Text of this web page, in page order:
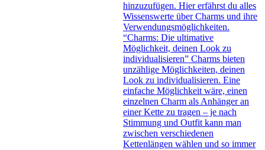
hinzuzufügen. Hier erfährst du alles
Wissenswerte über Charms und ihre
Verwendungsmöglichkeiten.
“Charms: Die ultimative
Möglichkeit, deinen Look zu
individualisieren” Charms bieten
unzählige Möglichkeiten, deinen
Look zu individualisieren. Eine
einfache Möglichkeit wäre, einen
einzelnen Charm als Anhänger an
einer Kette zu tragen – je nach
Stimmung und Outfit kann man
zwischen verschiedenen
Kettenlängen wählen und so immer